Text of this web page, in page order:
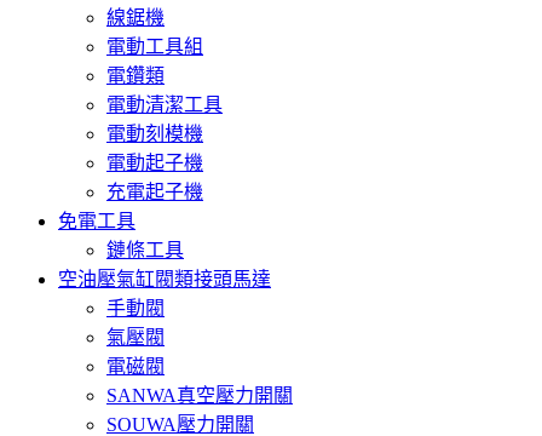
線鋸機
電動工具組
電鑽類
電動清潔工具
電動刻模機
電動起子機
充電起子機
免電工具
鏈條工具
空油壓氣缸閥類接頭馬達
手動閥
氣壓閥
電磁閥
SANWA真空壓力開關
SOUWA壓力開關